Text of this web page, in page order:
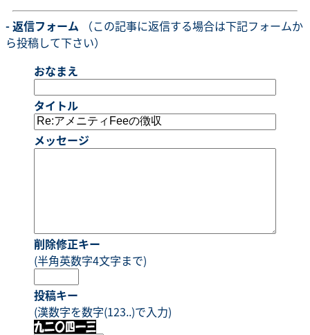
- 返信フォーム （この記事に返信する場合は下記フォームか
ら投稿して下さい）
おなまえ
タイトル
メッセージ
削除修正キー
(半角英数字4文字まで)
投稿キー
(漢数字を数字(123..)で入力)